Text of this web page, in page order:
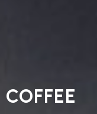
COFFEE